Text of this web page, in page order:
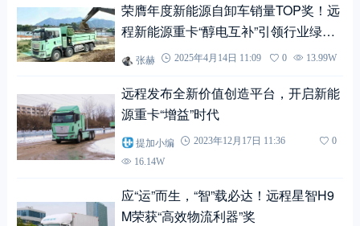
荣膺年度新能源自卸车销量TOP奖！远
程新能源重卡“醇电互补”引领行业绿
色、高效转型
张赫 2025年4月14日 11:09 0 13.99W
远程发布全新价值创造平台，开启新能
源重卡“增益”时代
提加小编 2023年12月17日 11:36
0
16.14W
应“运”而生，“智”载必达！远程星智H9
M荣获“高效物流利器”奖